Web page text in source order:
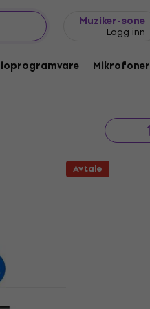
Muziker-sone
Logg inn
Mikrofoner
Avtale